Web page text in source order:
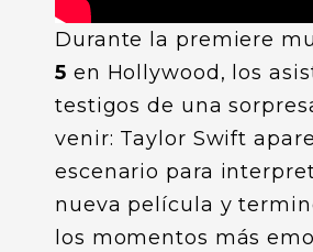
Durante la premiere
5 en Hollywood, los
testigos de una
venir: Taylor Swift
escenario para
nueva película y
los momentos más